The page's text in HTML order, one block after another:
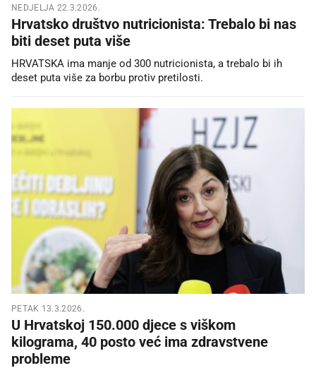
NEDJELJA 22.3.2026.
Hrvatsko društvo nutricionista: Trebalo bi nas
biti deset puta više
HRVATSKA ima manje od 300 nutricionista, a trebalo bi ih
deset puta više za borbu protiv pretilosti.
PETAK 13.3.2026.
U Hrvatskoj 150.000 djece s viškom
kilograma, 40 posto već ima zdravstvene
probleme